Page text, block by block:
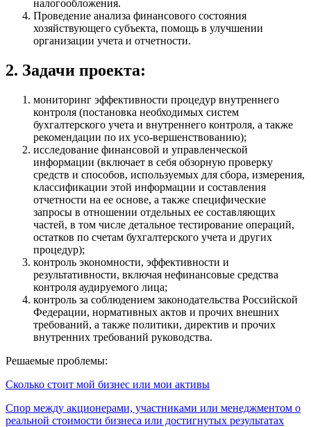
налогообложения.
Проведение анализа финансового состояния
хозяйствующего субъекта, помощь в улучшении
организации учета и отчетности.
2. Задачи проекта:
мониторинг эффективности процедур внутреннего
контроля (постановка необходимых систем
бухгалтерского учета и внутреннего контроля, а также
рекомендации по их усо-вершенствованию);
исследование финансовой и управленческой
информации (включает в себя обзорную проверку
средств и способов, используемых для сбора, измерения,
классификации этой информации и составления
отчетности на ее основе, а также специфические
запросы в отношении отдельных ее составляющих
частей, в том числе детальное тестирование операций,
остатков по счетам бухгалтерского учета и других
процедур);
контроль экономности, эффективности и
результативности, включая нефинансовые средства
контроля аудируемого лица;
контроль за соблюдением законодательства Российской
Федерации, нормативных актов и прочих внешних
требований, а также политики, директив и прочих
внутренних требований руководства.
Решаемые проблемы:
Сколько стоит мой бизнес или мои активы
Спор между акционерами, участниками или менеджментом о
реальной стоимости бизнеса или достигнутых результатах